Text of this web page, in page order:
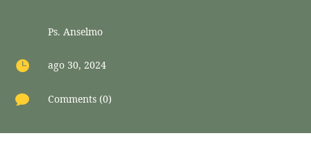
Ps. Anselmo
 ago 30, 2024
 Comments (0)